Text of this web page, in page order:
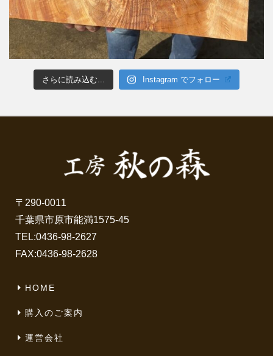
さらに読み込む... Instagram でフォロー
〒290-0011
千葉県市原市能満1575-45
TEL:0436-98-2627
FAX:0436-98-2628
HOME
購入のご案内
運営会社